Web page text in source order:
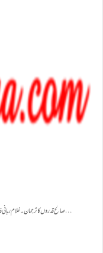
صالح قدروں کا ترجمان۔غلام ربانی فداؔ بقلم: سعید رحمانی اڈیٹر ادبی محاذ۔دیوان بازار کٹک(اڑیسہ) اردو میں صنفِ غزل کو جو…